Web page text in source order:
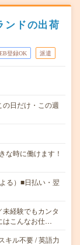
ドの出荷
登録OK 派遣
日だけ・この週
な時に働けます！
る）■日払い・翌
経験でもカンタ
はこんなお仕…
キル不要 / 英語力